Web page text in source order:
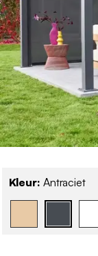
Kleur: Antraciet